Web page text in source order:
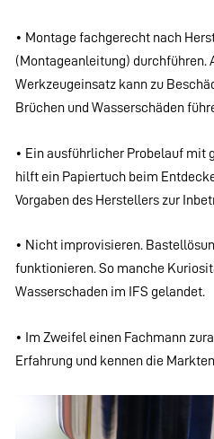
• Montage fachgerecht nach
(Montageanleitung) durchführen.
Werkzeugeinsatz kann zu
Brüchen und Wasserschäden
• Ein ausführlicher Probelauf mit
hilft ein Papiertuch beim
Vorgaben des Herstellers zur
• Nicht improvisieren.
funktionieren. So manche
Wasserschaden im IFS gelandet.
• Im Zweifel einen Fachmann
Erfahrung und kennen die